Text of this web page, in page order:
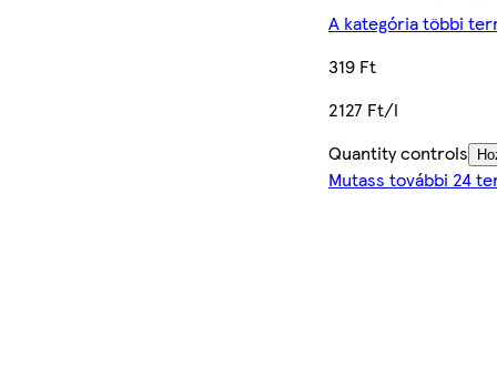
A kategória többi
319 Ft
2127 Ft/l
Quantity controls
Mutass további 24